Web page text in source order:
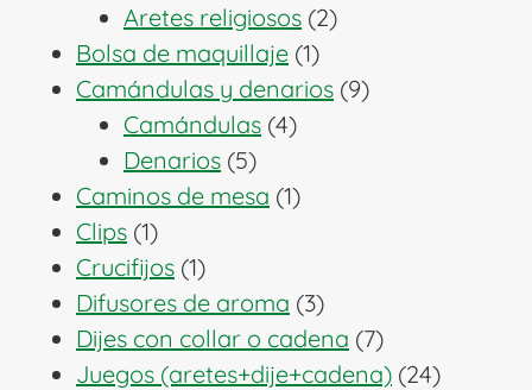
productos
Aretes religiosos 22
Bolsa de maquillaje 11
producto
Camándulas y denarios 99
Camándulas 44
Denarios 55
productos
Caminos de mesa 11
Clips 11
producto
Crucifijos 11
producto
Difusores de aroma 33
productos
Dijes con collar o cadena 77
productos
Juegos (aretes+dije+cadena) 2424